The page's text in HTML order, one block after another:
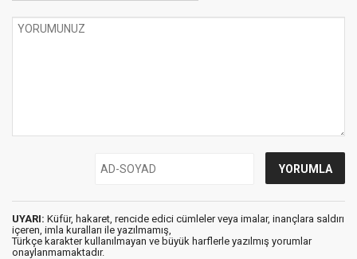
UYARI: Küfür, hakaret, rencide edici cümleler veya imalar, inançlara saldırı
içeren, imla kuralları ile yazılmamış,
Türkçe karakter kullanılmayan ve büyük harflerle yazılmış yorumlar
onaylanmamaktadır.